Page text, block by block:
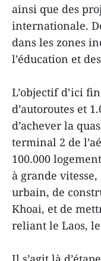
ainsi que des
internationale.
dans les zones
l’éducation et
L’objectif d’ici
d’autoroutes et
d’achever la
terminal 2 de
100.000
à grande
urbain, de
Khoai, et de
reliant le Laos, le